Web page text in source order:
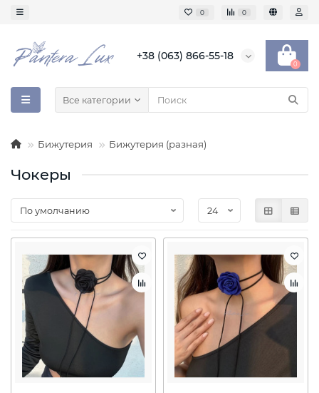
0 0
+38 (063) 866-55-18
0
Все категории
Бижутерия Бижутерия (разная)
Чокеры